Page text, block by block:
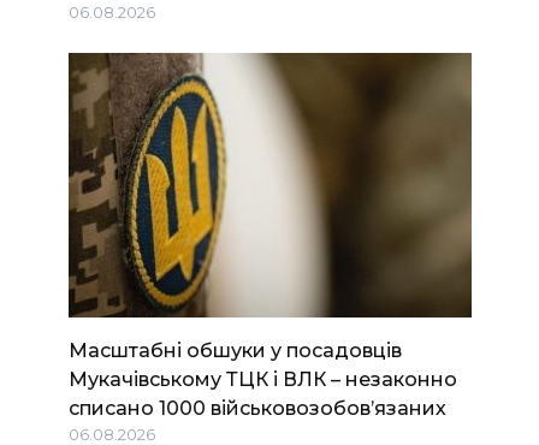
06.08.2026
Масштабні обшуки у посадовців
Мукачівському ТЦК і ВЛК – незаконно
списано 1000 військовозобов’язаних
06.08.2026